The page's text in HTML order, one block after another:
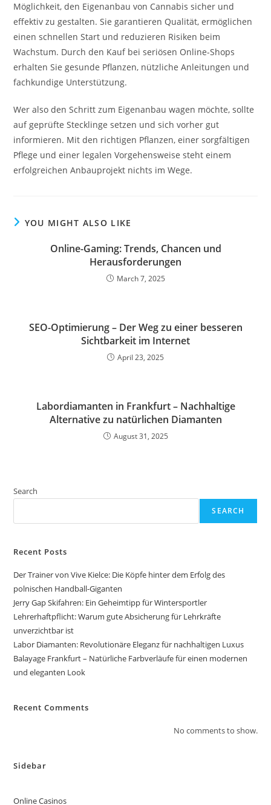
Möglichkeit, den Eigenanbau von Cannabis sicher und
effektiv zu gestalten. Sie garantieren Qualität, ermöglichen
einen schnellen Start und reduzieren Risiken beim
Wachstum. Durch den Kauf bei seriösen Online-Shops
erhalten Sie gesunde Pflanzen, nützliche Anleitungen und
fachkundige Unterstützung.
Wer also den Schritt zum Eigenanbau wagen möchte, sollte
auf geprüfte Stecklinge setzen und sich vorher gut
informieren. Mit den richtigen Pflanzen, einer sorgfältigen
Pflege und einer legalen Vorgehensweise steht einem
erfolgreichen Anbauprojekt nichts im Wege.
YOU MIGHT ALSO LIKE
Online-Gaming: Trends, Chancen und
Herausforderungen
March 7, 2025
SEO-Optimierung – Der Weg zu einer besseren
Sichtbarkeit im Internet
April 23, 2025
Labor­diamanten in Frankfurt – Nachhaltige
Alternative zu natürlichen Diamanten
August 31, 2025
Search
SEARCH
Recent Posts
Der Trainer von Vive Kielce: Die Köpfe hinter dem Erfolg des
polnischen Handball-Giganten
Jerry Gap Skifahren: Ein Geheimtipp für Wintersportler
Lehrerhaftpflicht: Warum gute Absicherung für Lehrkräfte
unverzichtbar ist
Labor Diamanten: Revolutionäre Eleganz für nachhaltigen Luxus
Balayage Frankfurt – Natürliche Farbverläufe für einen modernen
und eleganten Look
Recent Comments
No comments to show.
Sidebar
Online Casinos